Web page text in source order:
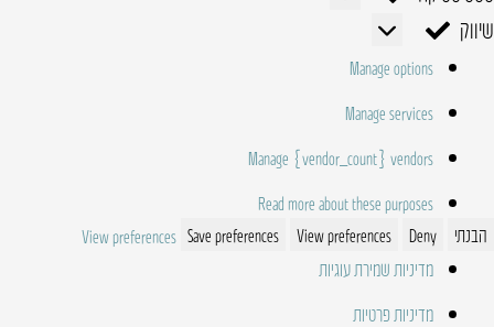
שיווק
שיווק
Manage options
Manage services
Manage {vendor_count} vendors
Read more about these purposes
הבנתי
Deny
View preferences
Save preferences
View preferences
מדיניות שמירת עוגיות
מדיניות פרטיות